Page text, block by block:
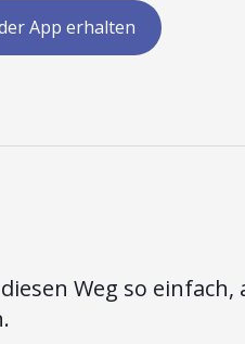
App erhalten
Weg so einfach,